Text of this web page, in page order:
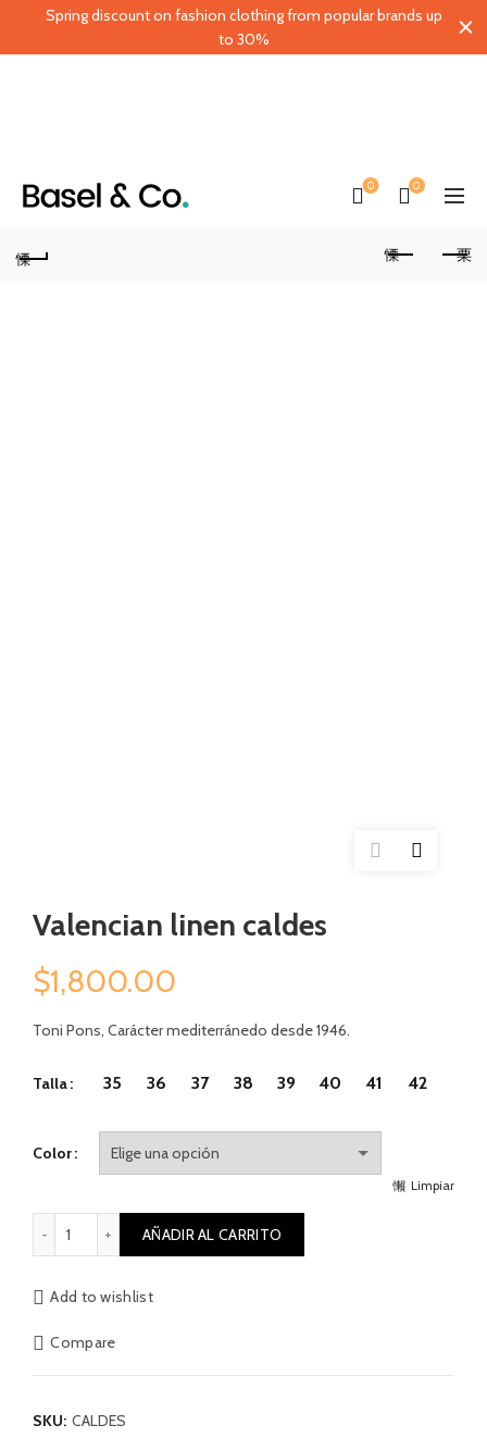
0 0
Valencian linen caldes
$1,800.00
Toni Pons, Carácter mediterránedo desde 1946.
Talla 35 36 37 38 39 40 41 42
Color
Limpiar
Valencian linen caldes cantidad
AÑADIR AL CARRITO
Add to wishlist
Compare
SKU: CALDES
Spring discount on fashion clothing from popular brands up
to 30%